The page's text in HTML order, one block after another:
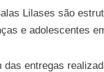
Lilases são
e adolescentes
das entregas